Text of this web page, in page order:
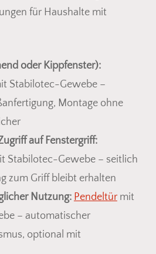
für Haushalte mit
oder Kippfenster):
Stabilotec-Gewebe –
Montage ohne
auf Fenstergriff:
Stabilotec-Gewebe – seitlich
zum Griff bleibt erhalten
Nutzung: Pendeltürmit
– automatischer
optional mit